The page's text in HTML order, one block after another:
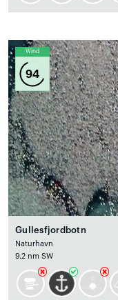
Wind
94
Gullesfjordbotn
Naturhavn
9.2 nm SW